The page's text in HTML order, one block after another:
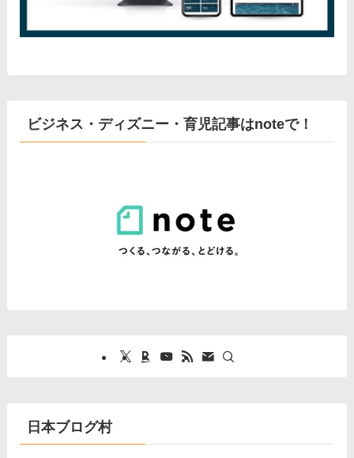
ビジネス・ディズニー・育児記事はnoteで！
日本ブログ村